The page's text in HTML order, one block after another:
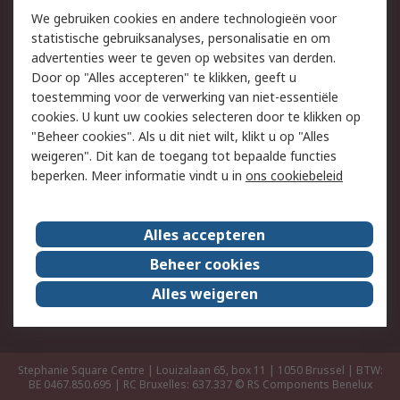
Track & Trace
Wettelijk
Cookiebeleid
Email veiligheid
Privacybeleid -
Bijgewerkt
Websitevoorwaarden
Algemene
verkoopvoorwaarden
Over RS
RS Group
Over ons
RS wereldwijd
Werken bij RS
ESG
Stephanie Square Centre | Louizalaan 65, box 11 | 1050 Brussel | BTW:
BE 0467.850.695 | RC Bruxelles: 637.337 © RS Components Benelux
We gebruiken cookies en andere technologieën voor
statistische gebruiksanalyses, personalisatie en om
advertenties weer te geven op websites van derden.
Door op "Alles accepteren" te klikken, geeft u
toestemming voor de verwerking van niet-essentiële
cookies. U kunt uw cookies selecteren door te klikken op
"Beheer cookies". Als u dit niet wilt, klikt u op "Alles
weigeren". Dit kan de toegang tot bepaalde functies
beperken. Meer informatie vindt u in ons cookiebeleid
Alles accepteren
Beheer cookies
Alles weigeren